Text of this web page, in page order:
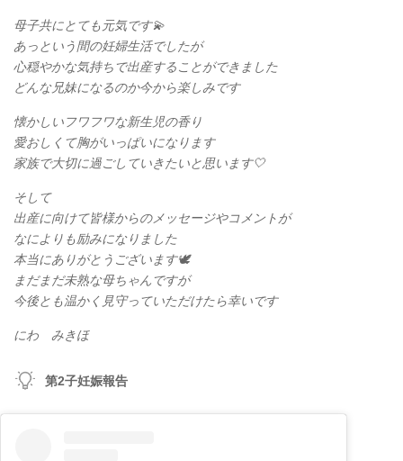
母子共にとても元気です💫
あっという間の妊婦生活でしたが
心穏やかな気持ちで出産することができました
どんな兄妹になるのか今から楽しみです
懐かしいフワフワな新生児の香り
愛おしくて胸がいっぱいになります
家族で大切に過ごしていきたいと思います🤍
そして
出産に向けて皆様からのメッセージやコメントが
なによりも励みになりました
本当にありがとうございます🕊️
まだまだ未熟な母ちゃんですが
今後とも温かく見守っていただけたら幸いです
にわ みきほ
第2子妊娠報告